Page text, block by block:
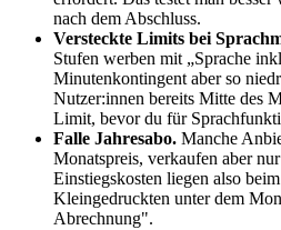
nach dem Abschluss.
Versteckte Limits bei
Stufen werben mit „Sprache
Minutenkontingent aber so
Nutzer:innen bereits Mitte des
Limit, bevor du für
Falle Jahresabo. Manche
Monatspreis, verkaufen aber
Einstiegskosten liegen also
Kleingedruckten unter dem
Abrechnung".